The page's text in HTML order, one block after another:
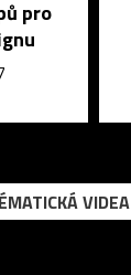
pro
VIDEA